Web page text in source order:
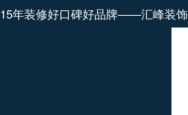
15年装修好口碑好品牌——汇峰装饰